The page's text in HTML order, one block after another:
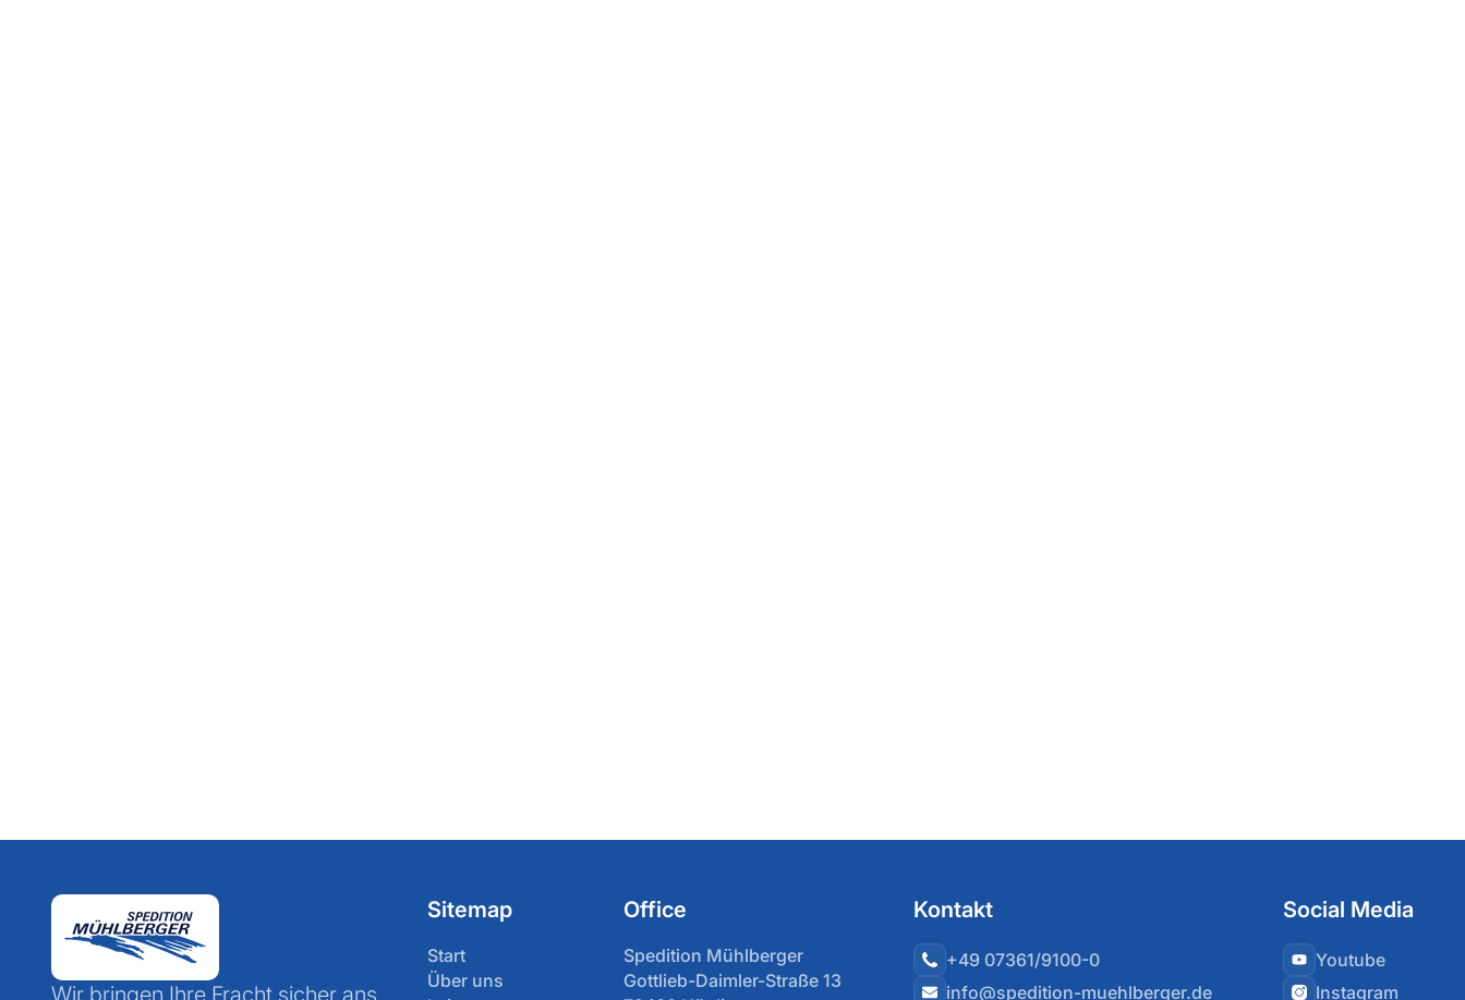
Wir bringen Ihre Fracht sicher ans
Sitemap
Start
Über uns
Office
Spedition Mühlberger
Gottlieb-Daimler-Straße 13
Kontakt
+49 07361/9100-0
info@spedition-muehlberger.de
Social Media
Youtube
Instagram